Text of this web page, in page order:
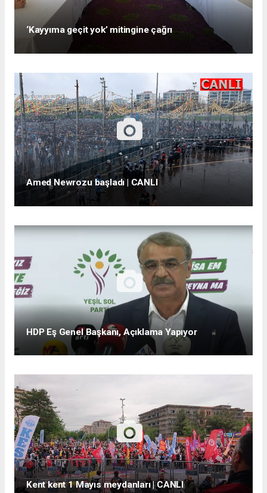
‘Kayyıma geçit yok’ mitingine çağrı
Amed Newrozu başladı | CANLI
HDP Eş Genel Başkanı, Açıklama Yapıyor
Kent kent 1 Mayıs meydanları | CANLI